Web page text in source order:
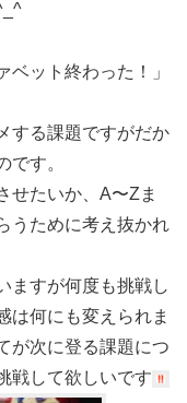
ベット終わった！」
する課題ですがだか
です。
せたいか、A〜Zま
うために考え抜かれ
ますが何度も挑戦し
は何にも変えられま
が次に登る課題につ
戦して欲しいです